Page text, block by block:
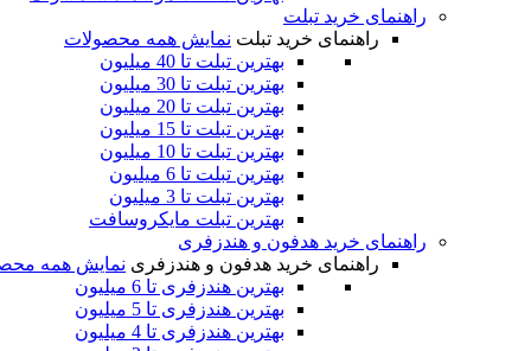
راهنمای خرید تبلت
راهنمای خرید تبلت نمایش همه محصولات
بهترین تبلت تا 40 میلیون
بهترین تبلت تا 30 میلیون
بهترین تبلت تا 20 میلیون
بهترین تبلت تا 15 میلیون
بهترین تبلت تا 10 میلیون
بهترین تبلت تا 6 میلیون
بهترین تبلت تا 3 میلیون
بهترین تبلت مایکروسافت
راهنمای خرید هدفون و هندزفری
راهنمای خرید هدفون و هندزفری نمایش همه
بهترین هندزفری تا 6 میلیون
بهترین هندزفری تا 5 میلیون
بهترین هندزفری تا 4 میلیون